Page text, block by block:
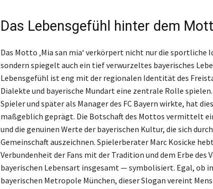
Das Lebensgefühl hinter dem
Das Motto ‚Mia san mia‘ verkörpert nicht nur die sportliche
sondern spiegelt auch ein tief verwurzeltes bayerisches
Lebensgefühl ist eng mit der regionalen Identität des
Dialekte und bayerische Mundart eine zentrale Rolle
Spieler und später als Manager des FC Bayern wirkte, hat
maßgeblich geprägt. Die Botschaft des Mottos vermittelt
und die genuinen Werte der bayerischen Kultur, die sich
Gemeinschaft auszeichnen. Spielerberater Marc Kosicke hebt
Verbundenheit der Fans mit der Tradition und dem Erbe des
bayerischen Lebensart insgesamt — symbolisiert. Egal, ob
bayerischen Metropole München, dieser Slogan vereint